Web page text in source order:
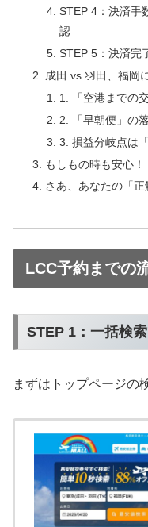
STEP 4：決済手
認
STEP 5：決済完
成田 vs 羽田、福岡
1. 「空港までの
2. 「早朝便」の
3. 損益分岐点は
もしもの時も安心
さあ、あなたの「正
LCC予約までの
STEP 1：一括検
まずはトップページの